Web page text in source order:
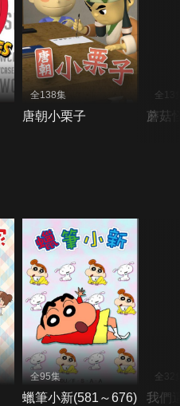
全138集
唐朝小栗子
全13
蘑菇
全95集
蠟筆小新(581～676)
全32
我們